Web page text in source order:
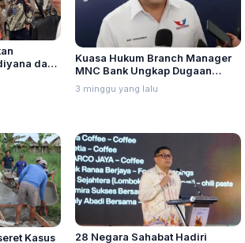
dan
Waris
Kuasa Hukum Branch Manager
MNC Bank Ungkap Dugaan
Penganiayaan oleh Hary Tanoe
di MNC Towe
3 minggu yang lalu
Kasus
28 Negara Sahabat Hadiri